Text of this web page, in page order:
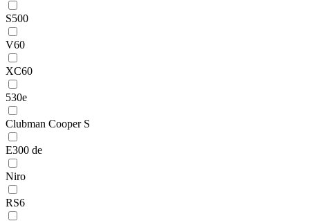
S500
V60
XC60
530e
Clubman Cooper S
E300 de
Niro
RS6